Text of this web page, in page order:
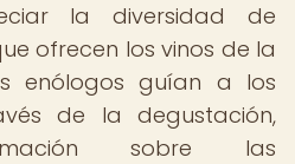
la diversidad de
ofrecen los vinos de la
enólogos guían a los
de la degustación,
sobre las